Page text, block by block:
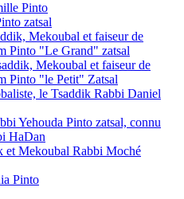
Pinto
zatsal
Mekoubal et faiseur de
Pinto "Le Grand" zatsal
Mekoubal et faiseur de
Pinto "le Petit" Zatsal
le Tsaddik Rabbi Daniel
Yehouda Pinto zatsal, connu
HaDan
et Mekoubal Rabbi Moché
Pinto